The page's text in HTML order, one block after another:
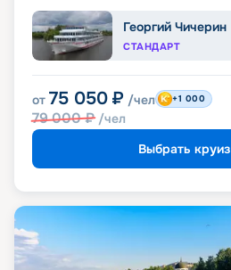
Георгий Чичерин
СТАНДАРТ
от 75 050 ₽ /чел
79 000₽ /чел
+1 000
Выбрать круиз